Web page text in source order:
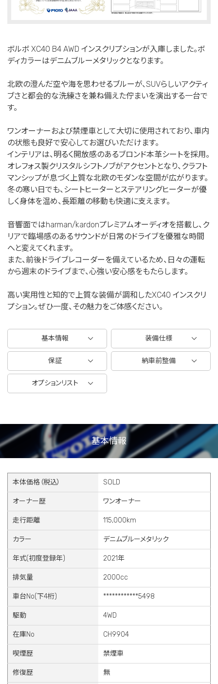
ボルボ XC40 B4 AWD インスクリプションが入庫しました。ボ
ディカラーはデニムブルーメタリックとなります。
北欧の澄んだ空や海を思わせるブルーが、SUVらしいアクティ
ブさと都会的な洗練さを兼ね備えた佇まいを演出する一台で
す。
ワンオーナーおよび禁煙車として大切に使用されており、車内
の状態も良好で安心してお選びいただけます。
インテリアは、明るく開放感のあるブロンド本革シートを採用。
オレフォス製クリスタルシフトノブがアクセントとなり、クラフト
マンシップが息づく上質な北欧のモダンな空間が広がります。
冬の寒い日でも、シートヒーターとステアリングヒーターが優
しく身体を温め、長距離の移動も快適に支えます。
音響面ではharman/kardonプレミアムオーディオを搭載し、ク
リアで臨場感のあるサウンドが日常のドライブを優雅な時間
へと変えてくれます。
また、前後ドライブレコーダーを備えているため、日々の運転
から週末のドライブまで、心強い安心感をもたらします。
高い実用性と知的で上質な装備が調和したXC40 インスクリ
プション。ぜひ一度、その魅力をご体感ください。
基本情報 装備仕様
保証 納車前整備
オプションリスト
基本情報
本体価格（税込） SOLD
オーナー歴 ワンオーナー
走行距離 115,000km
カラー デニムブルーメタリック
年式(初度登録年) 2021年
排気量 2000cc
車台No(下4桁) ************5498
駆動 4WD
在庫No CH9904
喫煙歴 禁煙車
修復歴 無